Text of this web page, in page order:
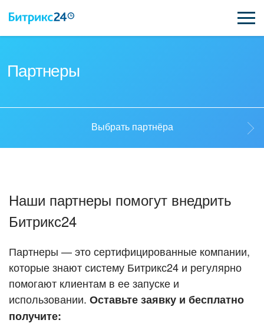
ВХОД
Партнеры
Стать партнёром
Кейсы партнеров
Смотреть видеокейсы
Выбрать партнёра
Наши партнеры помогут внедрить
Битрикс24
Партнеры — это сертифицированные компании,
которые знают систему Битрикс24 и регулярно
помогают клиентам в ее запуске и
использовании. Оставьте заявку и бесплатно
получите: